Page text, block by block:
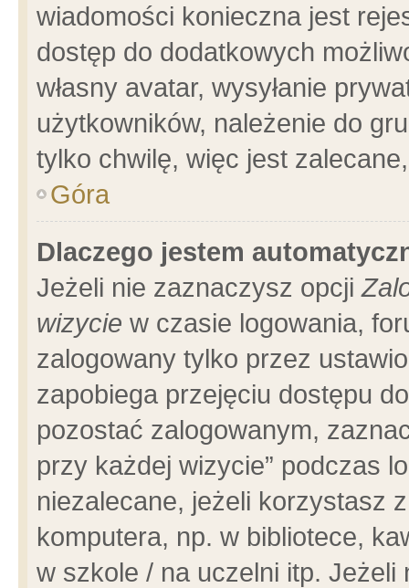
wiadomości konieczna jest
dostęp do dodatkowych
własny avatar, wysyłanie
użytkowników, należenie do
tylko chwilę, więc jest
Góra
Dlaczego jestem
Jeżeli nie zaznaczysz opcji
wizycie w czasie logowania,
zalogowany tylko przez
zapobiega przejęciu dostępu
pozostać zalogowanym,
przy każdej wizycie” podczas
niezalecane, jeżeli korzystasz
komputera, np. w bibliotece,
w szkole / na uczelni itp.